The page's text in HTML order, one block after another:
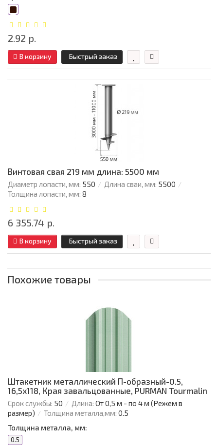
2.92 р.
В корзину Быстрый заказ
Винтовая свая 219 мм длина: 5500 мм
Диаметр лопасти, мм: 550 Длина сваи, мм: 5500
Толщина лопасти, мм: 8
6 355.74 р.
В корзину Быстрый заказ
Похожие товары
Штакетник металлический П-образный-0.5,
16,5х118, Края завальцованные, PURMAN Tourmalin
Срок службы: 50 Длина: От 0,5 м - по 4 м (Режем в
размер)
Толщина металла,мм: 0.5
Толщина металла, мм:
0.5